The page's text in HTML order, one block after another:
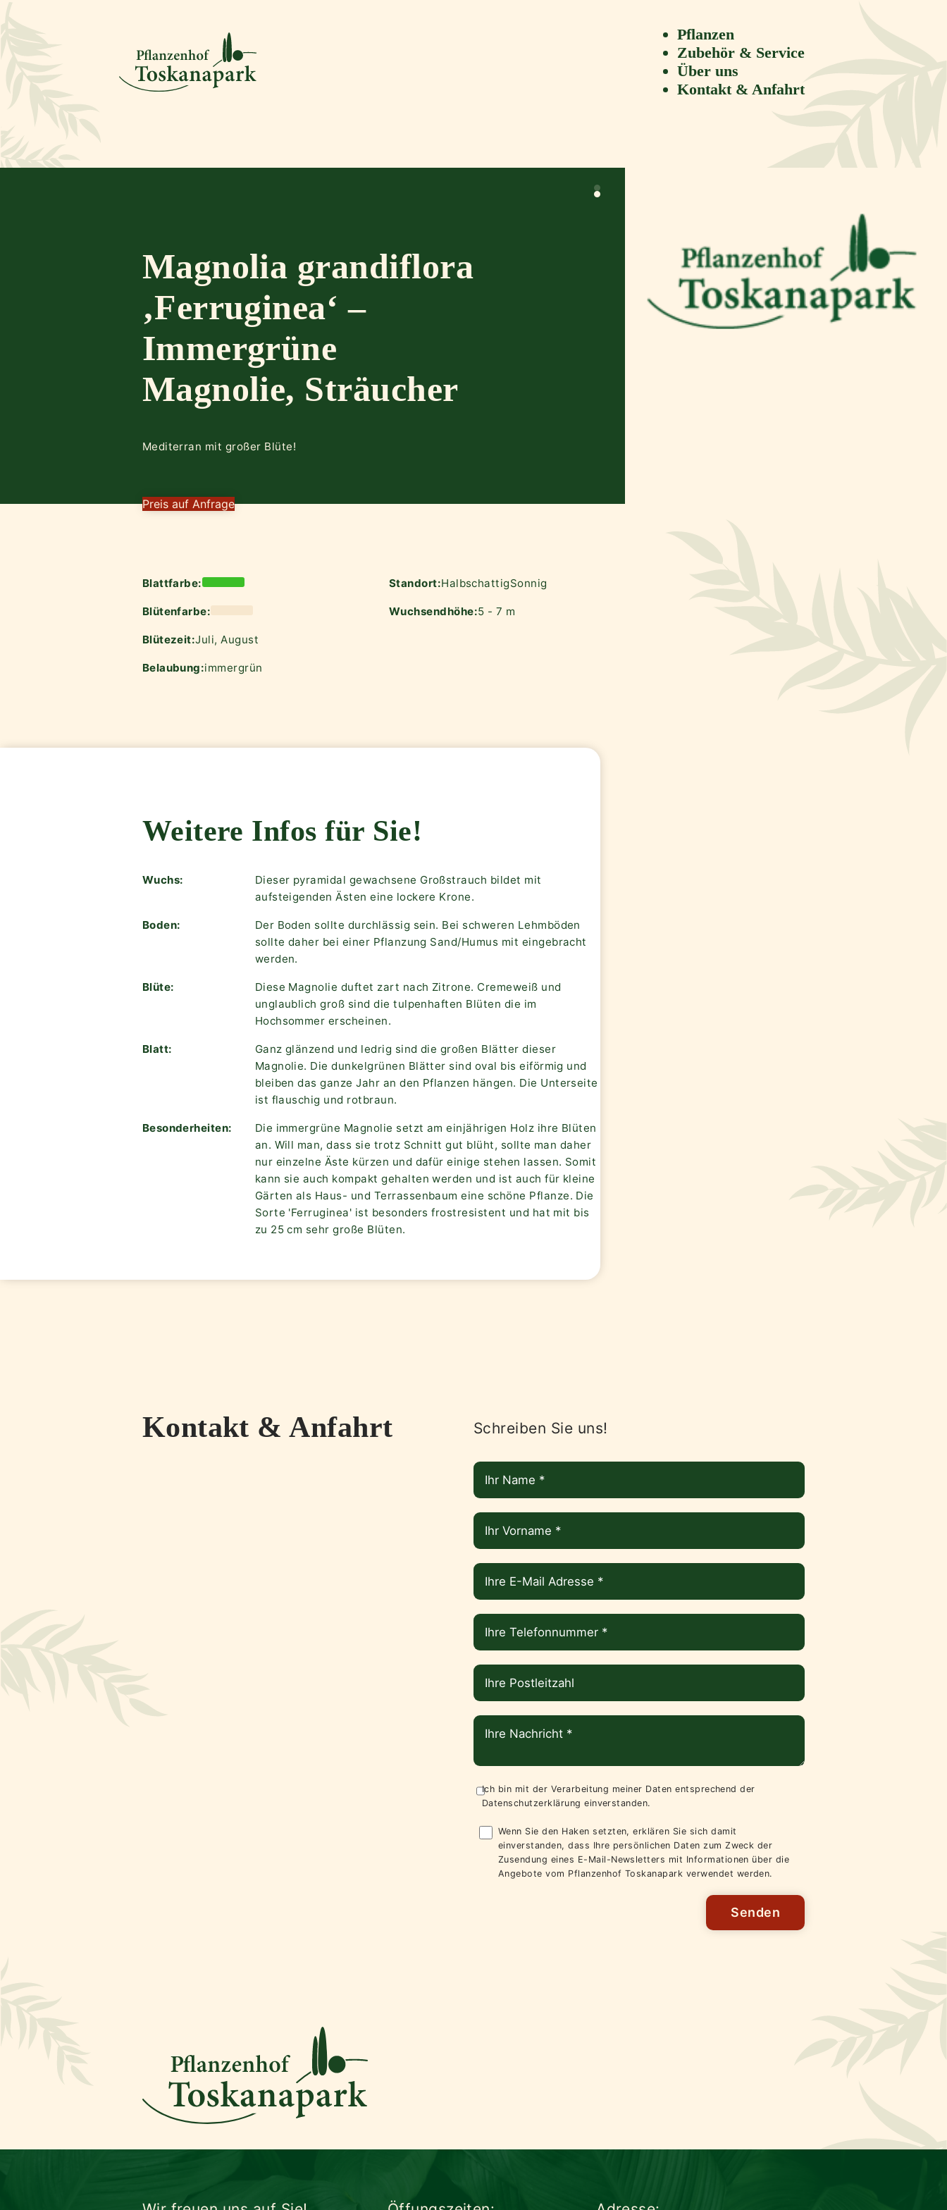
Pflanzen
Zubehör & Service
Über uns
Kontakt & Anfahrt
Magnolia grandiflora
‚Ferruginea‘ –
Immergrüne
Magnolie, Sträucher
Mediterran mit großer Blüte!
Preis auf Anfrage
Blattfarbe:
Blütenfarbe:
Standort:HalbschattigSonnig
Wuchsendhöhe:5 - 7 m
Blütezeit:Juli, August
Belaubung:immergrün
Weitere Infos für Sie!
Wuchs:
Dieser pyramidal gewachsene Großstrauch bildet mit
aufsteigenden Ästen eine lockere Krone.
Boden:
Der Boden sollte durchlässig sein. Bei schweren Lehmböden
sollte daher bei einer Pflanzung Sand/Humus mit eingebracht
werden.
Blüte:
Diese Magnolie duftet zart nach Zitrone. Cremeweiß und
unglaublich groß sind die tulpenhaften Blüten die im
Hochsommer erscheinen.
Blatt:
Ganz glänzend und ledrig sind die großen Blätter dieser
Magnolie. Die dunkelgrünen Blätter sind oval bis eiförmig und
bleiben das ganze Jahr an den Pflanzen hängen. Die Unterseite
ist flauschig und rotbraun.
Besonderheiten:
Die immergrüne Magnolie setzt am einjährigen Holz ihre Blüten
an. Will man, dass sie trotz Schnitt gut blüht, sollte man daher
nur einzelne Äste kürzen und dafür einige stehen lassen. Somit
kann sie auch kompakt gehalten werden und ist auch für kleine
Gärten als Haus- und Terrassenbaum eine schöne Pflanze. Die
Sorte 'Ferruginea' ist besonders frostresistent und hat mit bis
zu 25 cm sehr große Blüten.
Kontakt & Anfahrt Schreiben Sie uns!
Ich bin mit der Verarbeitung meiner Daten entsprechend der
Datenschutzerklärung einverstanden.
Wenn Sie den Haken setzten, erklären Sie sich damit
einverstanden, dass Ihre persönlichen Daten zum Zweck der
Zusendung eines E-Mail-Newsletters mit Informationen über die
Angebote vom Pflanzenhof Toskanapark verwendet werden.
Senden